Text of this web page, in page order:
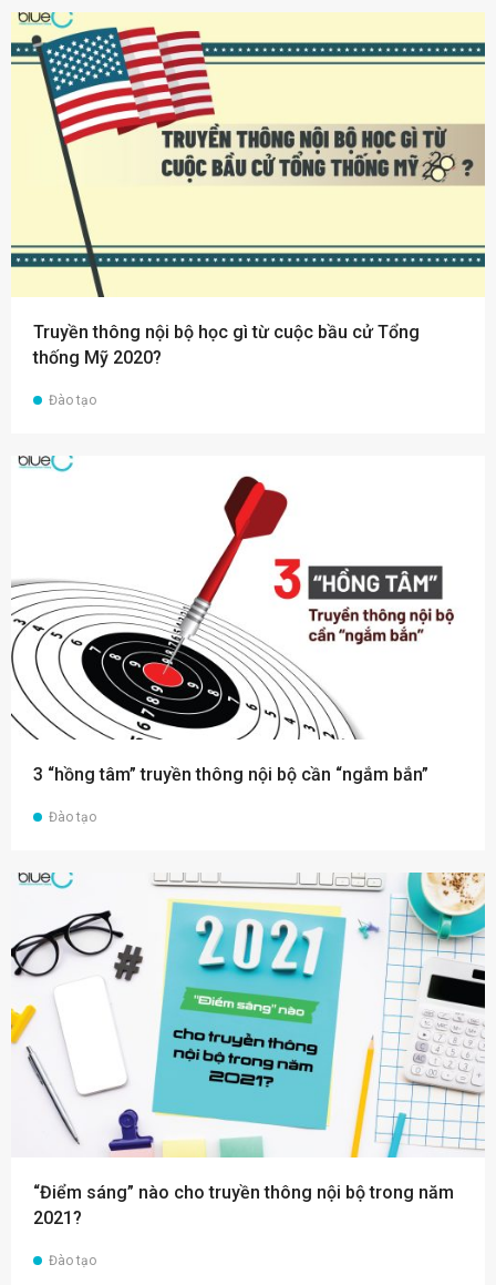
Truyền thông nội bộ học gì từ cuộc bầu cử Tổng
thống Mỹ 2020?
Đào tạo
3 “hồng tâm” truyền thông nội bộ cần “ngắm bắn”
Đào tạo
“Điểm sáng” nào cho truyền thông nội bộ trong năm
2021?
Đào tạo